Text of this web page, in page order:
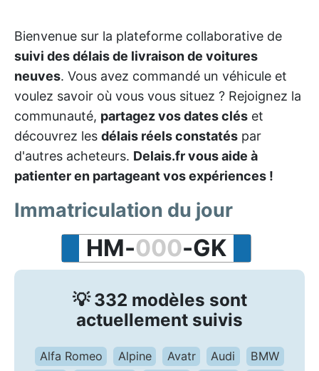
Bienvenue sur la plateforme collaborative de
suivi des délais de livraison de voitures
neuves. Vous avez commandé un véhicule et
voulez savoir où vous vous situez ? Rejoignez la
communauté, partagez vos dates clés et
découvrez les délais réels constatés par
d'autres acheteurs. Delais.fr vous aide à
patienter en partageant vos expériences !
Immatriculation du jour
HM-000-GK
💡 332 modèles sont
actuellement suivis
Alfa Romeo Alpine Avatr Audi
BMW